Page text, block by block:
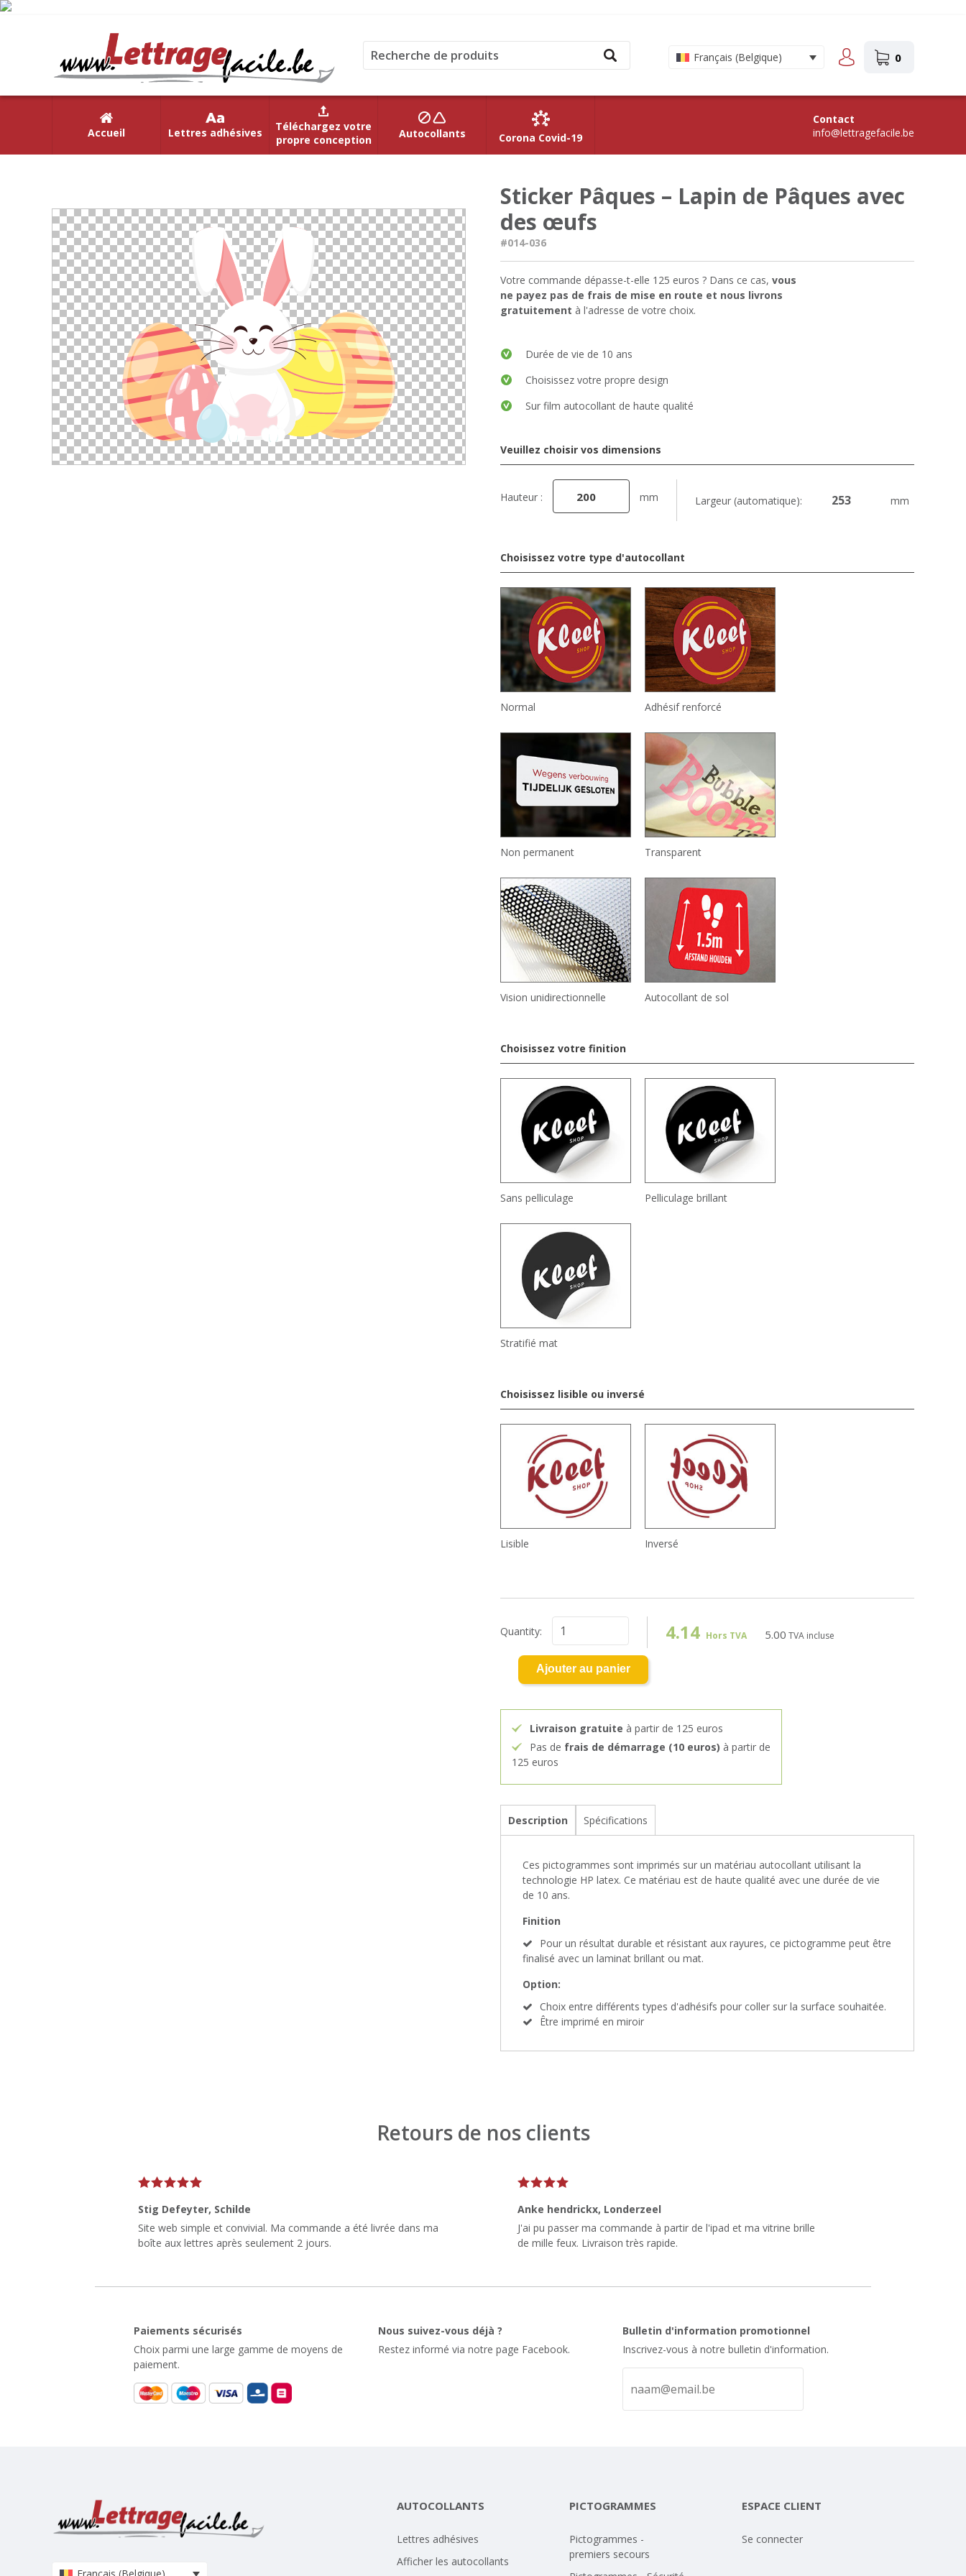
Français (Belgique) 0
Accueil Lettres adhésives
Téléchargez votre
propre conception
Autocollants Corona Covid-19
Contact
info@lettragefacile.be
Sticker Pâques – Lapin de Pâques avec
des œufs
#014-036
Votre commande dépasse-t-elle 125 euros ? Dans ce cas, vous
ne payez pas de frais de mise en route et nous livrons
gratuitement à l'adresse de votre choix.
Durée de vie de 10 ans
Choisissez votre propre design
Sur film autocollant de haute qualité
Veuillez choisir vos dimensions
Hauteur : mm Largeur (automatique): mm
Choisissez votre type d'autocollant
Normal Adhésif renforcé
Non permanent Transparent
Vision unidirectionnelle Autocollant de sol
Choisissez votre finition
Sans pelliculage Pelliculage brillant
Stratifié mat
Choisissez lisible ou inversé
Lisible Inversé
Quantity: 4.14 Hors TVA 5.00 TVA incluse
Ajouter au panier
Livraison gratuite à partir de 125 euros
Pas de frais de démarrage (10 euros) à partir de
125 euros
Description Spécifications
Ces pictogrammes sont imprimés sur un matériau autocollant utilisant la
technologie HP latex. Ce matériau est de haute qualité avec une durée de vie
de 10 ans.
Finition
Pour un résultat durable et résistant aux rayures, ce pictogramme peut être
finalisé avec un laminat brillant ou mat.
Option:
Choix entre différents types d'adhésifs pour coller sur la surface souhaitée.
Être imprimé en miroir
Retours de nos clients
Stig Defeyter, Schilde
Site web simple et convivial. Ma commande a été livrée dans ma
boîte aux lettres après seulement 2 jours.
Anke hendrickx, Londerzeel
J'ai pu passer ma commande à partir de l'ipad et ma vitrine brille
de mille feux. Livraison très rapide.
Paiements sécurisés
Choix parmi une large gamme de moyens de
paiement.
Nous suivez-vous déjà ?
Restez informé via notre page Facebook.
Bulletin d'information promotionnel
Inscrivez-vous à notre bulletin d'information.
AUTOCOLLANTS
Lettres adhésives
Afficher les autocollants
PICTOGRAMMES
Pictogrammes -
premiers secours
ESPACE CLIENT
Se connecter